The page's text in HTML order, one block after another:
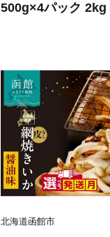
500g×4パック 2kg
厚 ふっくら 香ば
付き 食べやすい
お取り寄せ 函館市
8-002
北海道函館市